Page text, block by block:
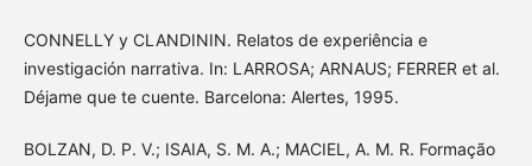
CONNELLY y CLANDININ. Relatos de experiência e
investigación narrativa. In: LARROSA; ARNAUS; FERRER et al.
Déjame que te cuente. Barcelona: Alertes, 1995.
BOLZAN, D. P. V.; ISAIA, S. M. A.; MACIEL, A. M. R. Formação